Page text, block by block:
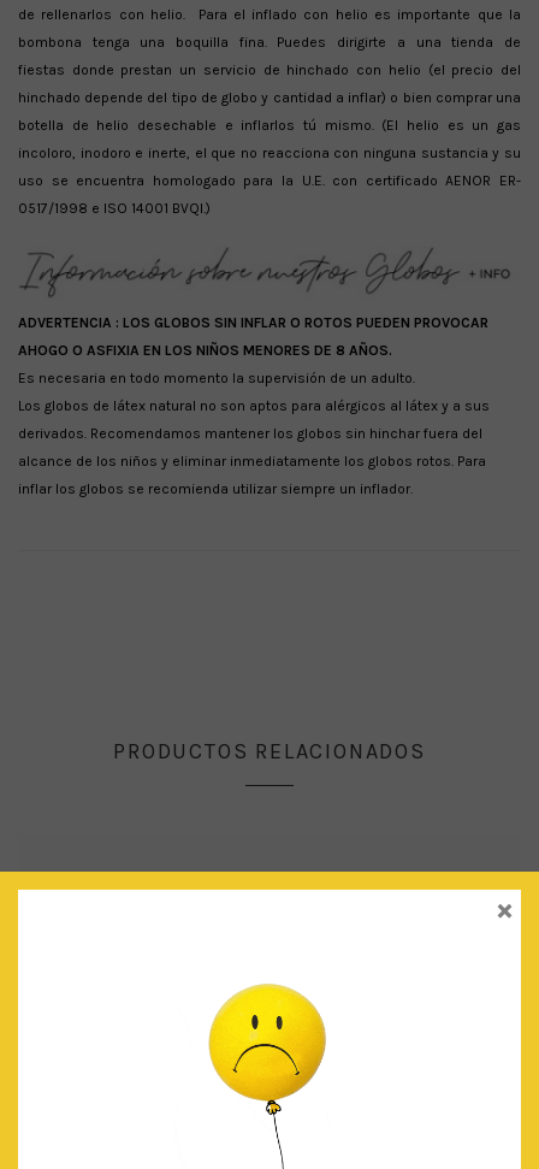
de rellenarlos con helio. Para el inflado con helio es importante que la
bombona tenga una boquilla fina. Puedes dirigirte a una tienda de
fiestas donde prestan un servicio de hinchado con helio (el precio del
hinchado depende del tipo de globo y cantidad a inflar) o bien comprar una
botella de helio desechable e inflarlos tú mismo. (El helio es un gas
incoloro, inodoro e inerte, el que no reacciona con ninguna sustancia y su
uso se encuentra homologado para la U.E. con certificado AENOR ER-
0517/1998 e ISO 14001 BVQI.)
ADVERTENCIA : LOS GLOBOS SIN INFLAR O ROTOS PUEDEN PROVOCAR
AHOGO O ASFIXIA EN LOS NIÑOS MENORES DE 8 AÑOS.
Es necesaria en todo momento la supervisión de un adulto.
Los globos de látex natural no son aptos para alérgicos al látex y a sus
derivados. Recomendamos mantener los globos sin hinchar fuera del
alcance de los niños y eliminar inmediatamente los globos rotos. Para
inflar los globos se recomienda utilizar siempre un inflador.
PRODUCTOS RELACIONADOS
×